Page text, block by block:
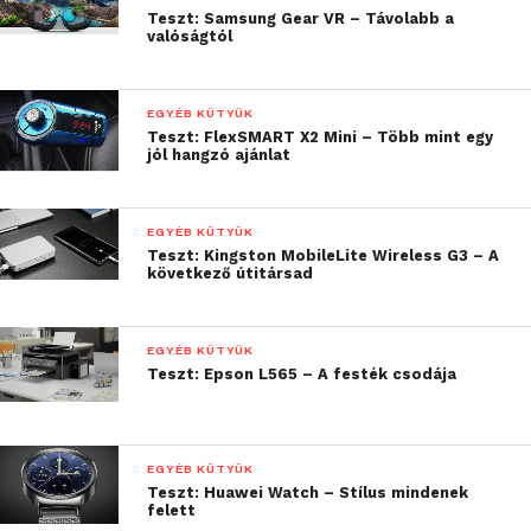
mostanra már belátom, hogy a Watch tényleg jól néz
találjuk meg igazán a szépséget.
Teszt: Samsung Gear VR – Távolabb a
valóságtól
EGYÉB KÜTYÜK
Teszt: FlexSMART X2 Mini – Több mint egy
jól hangzó ajánlat
EGYÉB KÜTYÜK
Teszt: Kingston MobileLite Wireless G3 – A
következő útitársad
EGYÉB KÜTYÜK
Teszt: Epson L565 – A festék csodája
EGYÉB KÜTYÜK
Teszt: Huawei Watch – Stílus mindenek
felett